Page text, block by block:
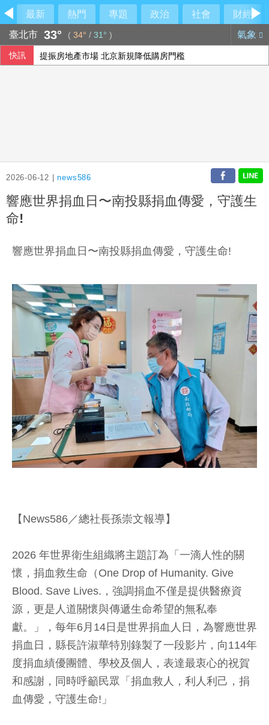
最新 熱門 專題 政治 社會
財經
臺北市 33° ( 34° / 31° ) 氣象
快訊 提振房地產市場 北京新規降低購房門檻
2026-06-12 |news586
響應世界捐血日〜南投縣捐血傳愛，守護生
命!
響應世界捐血日〜南投縣捐血傳愛，守護生命!
【News586／總社長孫崇文報導】
2026 年世界衛生組織將主題訂為「一滴人性的關
懷，捐血救生命（One Drop of Humanity. Give
Blood. Save Lives.，強調捐血不僅是提供醫療資
源，更是人道關懷與傳遞生命希望的無私奉
獻。」，每年6月14日是世界捐血人日，為響應世界
捐血日，縣長許淑華特別錄製了一段影片，向114年
度捐血績優團體、學校及個人，表達最衷心的祝賀
和感謝，同時呼籲民眾「捐血救人，利人利己，捐
血傳愛，守護生命!」